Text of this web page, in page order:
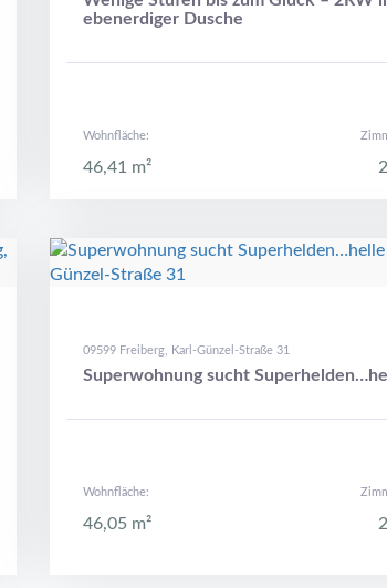
ebenerdiger Dusche
Wohnfläche:
46,41 m² 2
09599 Freiberg, Karl-Günzel-Straße 31
Superwohnung sucht
Wohnfläche:
46,05 m² 2